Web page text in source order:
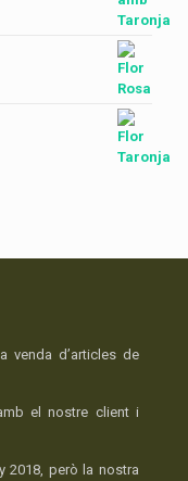
venda d’articles de
el nostre client i
2018, però la nostra